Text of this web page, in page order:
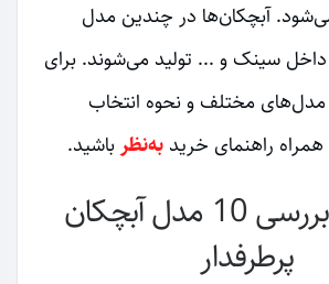
آبچکان‌ها در چندین مدل
داخل سینک و ... تولید می‌شوند. برای
مدل‌های مختلف و نحوه انتخاب
راهنمای خرید به‌نظرباشید.
معرفی و بررسی 10 مدل آبچکان
پرطرفدار